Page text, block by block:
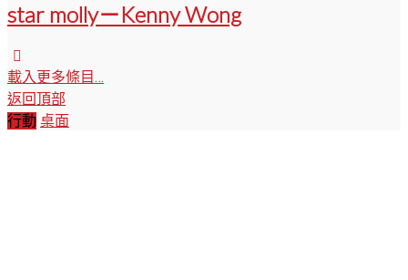
star molly－Kenny Wong
載入更多條目…
返回頂部
行動 桌面